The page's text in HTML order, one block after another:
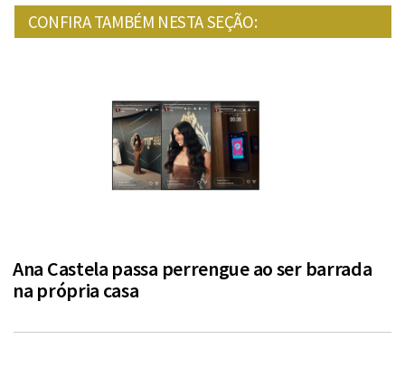
CONFIRA TAMBÉM NESTA SEÇÃO:
Ana Castela passa perrengue ao ser barrada
na própria casa